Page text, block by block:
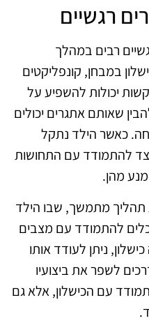
רגשיים
רבים במהלך
במבחן, קונפליקטים
יכולות להשפיע על
שאותם אתגרים יכולים
כאשר הילד נתקל
להתמודד עם התחושות
מהן.
תהליך מתמשך, שבו הילד
כלים להתמודד עם מצבים
ניתן לעודד אותו
לשפר את ביצועיו
עם הכישלון, אלא גם